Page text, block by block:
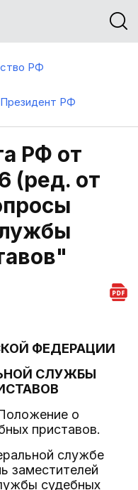
РФ
Президент РФ
РФ от
(ред. от
ФЕДЕРАЦИИ
СЛУЖБЫ
о
приставов.
службе
заместителей
судебных